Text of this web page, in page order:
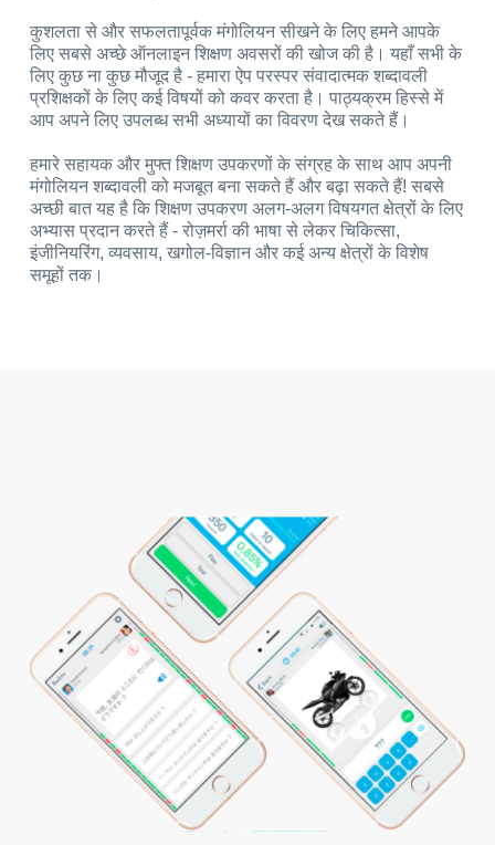
कुशलता से और सफलतापूर्वक मंगोलियन सीखने के लिए हमने आपके
लिए सबसे अच्छे ऑनलाइन शिक्षण अवसरों की खोज की है। यहाँ सभी के
लिए कुछ ना कुछ मौजूद है - हमारा ऐप परस्पर संवादात्मक शब्दावली
प्रशिक्षकों के लिए कई विषयों को कवर करता है। पाठ्यक्रम हिस्से में
आप अपने लिए उपलब्ध सभी अध्यायों का विवरण देख सकते हैं।
हमारे सहायक और मुफ्त शिक्षण उपकरणों के संग्रह के साथ आप अपनी
मंगोलियन शब्दावली को मजबूत बना सकते हैं और बढ़ा सकते हैं! सबसे
अच्छी बात यह है कि शिक्षण उपकरण अलग-अलग विषयगत क्षेत्रों के लिए
अभ्यास प्रदान करते हैं - रोज़मर्रा की भाषा से लेकर चिकित्सा,
इंजीनियरिंग, व्यवसाय, खगोल-विज्ञान और कई अन्य क्षेत्रों के विशेष
समूहों तक।